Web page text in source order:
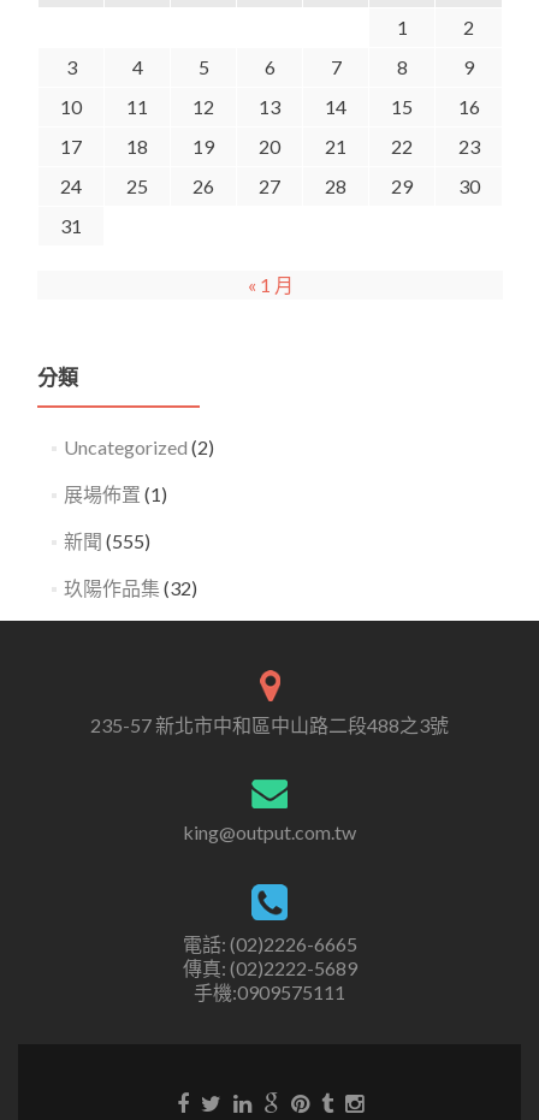
1
2
3
4 5 6 7 8
9
10
11 12 13 14 15
16
17
18 19 20 21 22
23
24
25 26 27 28 29
30
31
« 1 月
分類
Uncategorized (2)
展場佈置 (1)
新聞 (555)
玖陽作品集 (32)
235-57 新北市中和區中山路二段488之3號
king@output.com.tw
電話: (02)2226-6665
傳真: (02)2222-5689
手機:0909575111